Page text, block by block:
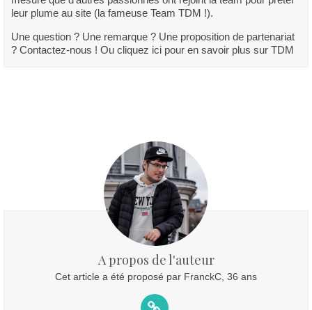
leur plume au site (la fameuse Team TDM !).
Une question ? Une remarque ? Une proposition de partenariat
? Contactez-nous ! Ou cliquez ici pour en savoir plus sur TDM
A propos de l'auteur
Cet article a été proposé par FranckC, 36 ans